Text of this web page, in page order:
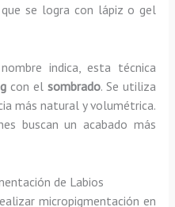
se logra con lápiz o gel
indica, esta técnica
con el sombrado. Se utiliza
más natural y volumétrica.
buscan un acabado más
de Labios
micropigmentación en